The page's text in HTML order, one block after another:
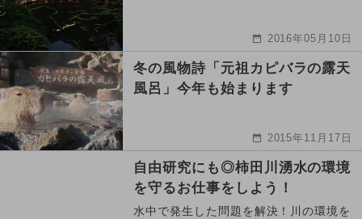
2016年05月10日
冬の風物詩「元祖カピバラの露天
風呂」今年も始まります
2015年11月17日
自由研究にも◎柿田川湧水の環境
を守るお仕事をしよう！
水中で発生した問題を解決！川の環境を